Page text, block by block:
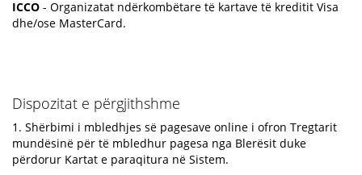
ICCO - Organizatat ndërkombëtare të kartave të kreditit Visa
dhe/ose MasterCard.
Dispozitat e përgjithshme
1. Shërbimi i mbledhjes së pagesave online i ofron Tregtarit
mundësinë për të mbledhur pagesa nga Blerësit duke
përdorur Kartat e paraqitura në Sistem.